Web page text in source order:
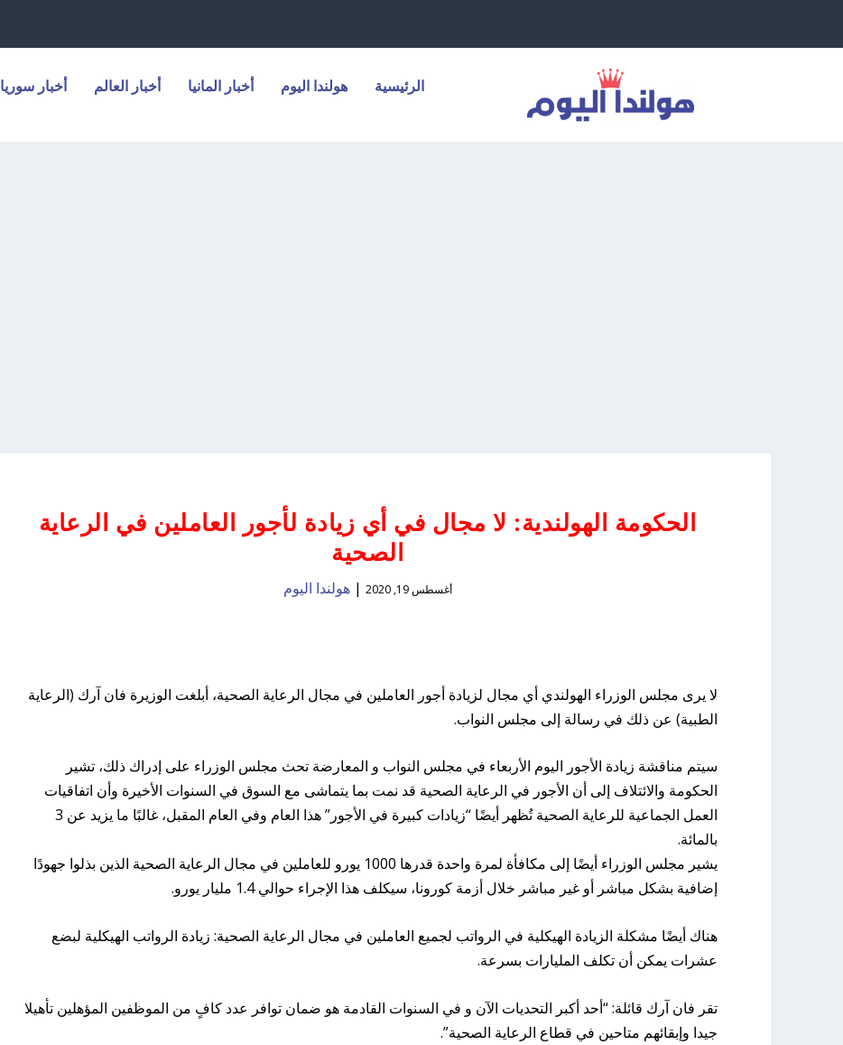
الرئيسية هولندا اليوم أخبار المانيا أخبار العالم أخبار سوريا
الحكومة الهولندية: لا مجال في أي زيادة لأجور العاملين في الرعاية
الصحية
أغسطس 19, 2020 |هولندا اليوم
لا يرى مجلس الوزراء الهولندي أي مجال لزيادة أجور العاملين في مجال الرعاية الصحية، أبلغت الوزيرة فان آرك (الرعاية
الطبية) عن ذلك في رسالة إلى مجلس النواب.
سيتم مناقشة زيادة الأجور اليوم الأربعاء في مجلس النواب و المعارضة تحث مجلس الوزراء على إدراك ذلك، تشير
الحكومة والائتلاف إلى أن الأجور في الرعاية الصحية قد نمت بما يتماشى مع السوق في السنوات الأخيرة وأن اتفاقيات
العمل الجماعية للرعاية الصحية تُظهر أيضًا “زيادات كبيرة في الأجور” هذا العام وفي العام المقبل، غالبًا ما يزيد عن 3
بالمائة.
يشير مجلس الوزراء أيضًا إلى مكافأة لمرة واحدة قدرها 1000 يورو للعاملين في مجال الرعاية الصحية الذين بذلوا جهودًا
إضافية بشكل مباشر أو غير مباشر خلال أزمة كورونا، سيكلف هذا الإجراء حوالي 1.4 مليار يورو.
هناك أيضًا مشكلة الزيادة الهيكلية في الرواتب لجميع العاملين في مجال الرعاية الصحية: زيادة الرواتب الهيكلية لبضع
عشرات يمكن أن تكلف المليارات بسرعة.
تقر فان آرك قائلة: “أحد أكبر التحديات الآن و في السنوات القادمة هو ضمان توافر عدد كافٍ من الموظفين المؤهلين تأهيلا
جيدا وإبقائهم متاحين في قطاع الرعاية الصحية”.